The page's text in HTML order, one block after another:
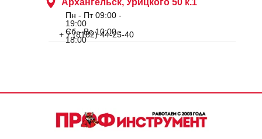
Архангельск, Урицкого 50 к.1
Пн - Пт 09:00 -
19:00
Сб - Вс 10:00 -
18:00
+ 7 (8182) 44-25-40